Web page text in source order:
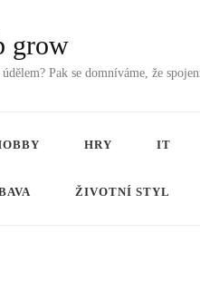
grow
Pak se domníváme, že
HRY IT
ŽIVOTNÍ STYL